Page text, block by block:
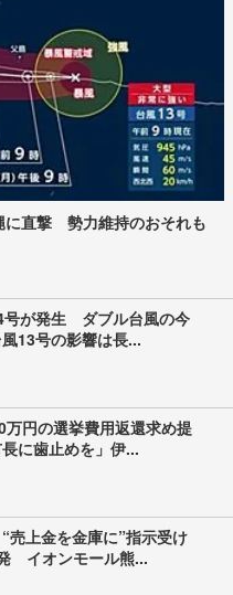
に直撃 勢力維持のおそれも
号が発生 ダブル台風の今
13号の影響は長...
円の選挙費用返還求め提
に歯止めを」伊...
売上金を金庫に”指示受け
イオンモール熊...